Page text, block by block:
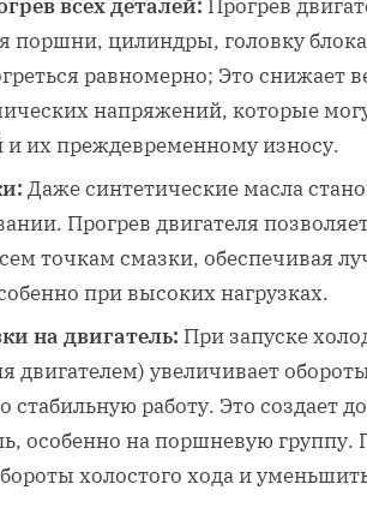
всех деталей: Прогрев
поршни, цилиндры, головку
равномерно; Это снижает
напряжений, которые
их преждевременному износу.
Даже синтетические масла
Прогрев двигателя
точкам смазки, обеспечивая
при высоких нагрузках.
на двигатель: При запуске
двигателем) увеличивает
стабильную работу. Это создает
особенно на поршневую группу.
холостого хода и